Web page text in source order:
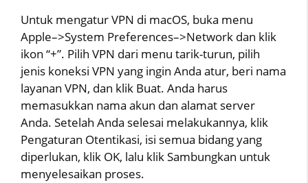
Untuk mengatur VPN di macOS, buka menu
Apple–>System Preferences–>Network dan klik
ikon “+”. Pilih VPN dari menu tarik-turun, pilih
jenis koneksi VPN yang ingin Anda atur, beri nama
layanan VPN, dan klik Buat. Anda harus
memasukkan nama akun dan alamat server
Anda. Setelah Anda selesai melakukannya, klik
Pengaturan Otentikasi, isi semua bidang yang
diperlukan, klik OK, lalu klik Sambungkan untuk
menyelesaikan proses.